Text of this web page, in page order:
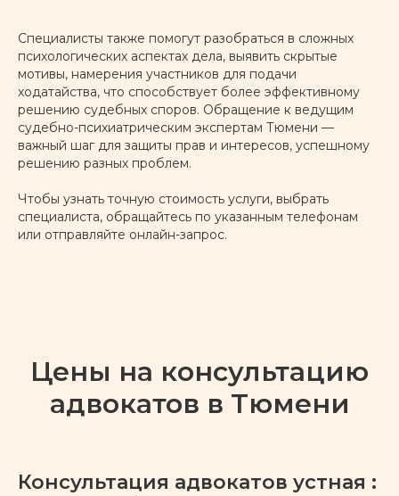
Специалисты также помогут разобраться в сложных
психологических аспектах дела, выявить скрытые
мотивы, намерения участников для подачи
ходатайства, что способствует более эффективному
решению судебных споров. Обращение к ведущим
судебно-психиатрическим экспертам Тюмени —
важный шаг для защиты прав и интересов, успешному
решению разных проблем.
Чтобы узнать точную стоимость услуги, выбрать
специалиста, обращайтесь по указанным телефонам
или отправляйте онлайн-запрос.
Цены на консультацию
адвокатов в Тюмени
Консультация адвокатов устная :